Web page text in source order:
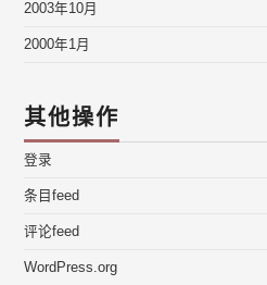
2003年10月
2000年1月
其他操作
登录
条目feed
评论feed
WordPress.org